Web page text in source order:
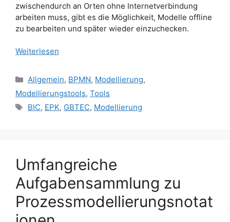
zwischendurch an Orten ohne Internetverbindung
arbeiten muss, gibt es die Möglichkeit, Modelle offline
zu bearbeiten und später wieder einzuchecken.
Weiterlesen
Kategorien
Allgemein, BPMN, Modellierung,
Modellierungstools, Tools
Schlagwörter
BIC, EPK, GBTEC, Modellierung
Umfangreiche
Aufgabensammlung zu
Prozessmodellierungsnotat